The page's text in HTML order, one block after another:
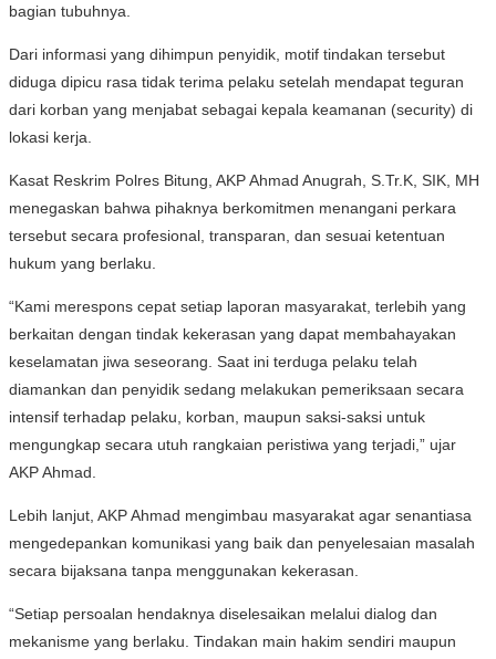
bagian tubuhnya.
Dari informasi yang dihimpun penyidik, motif tindakan tersebut
diduga dipicu rasa tidak terima pelaku setelah mendapat teguran
dari korban yang menjabat sebagai kepala keamanan (security) di
lokasi kerja.
Kasat Reskrim Polres Bitung, AKP Ahmad Anugrah, S.Tr.K, SIK, MH
menegaskan bahwa pihaknya berkomitmen menangani perkara
tersebut secara profesional, transparan, dan sesuai ketentuan
hukum yang berlaku.
“Kami merespons cepat setiap laporan masyarakat, terlebih yang
berkaitan dengan tindak kekerasan yang dapat membahayakan
keselamatan jiwa seseorang. Saat ini terduga pelaku telah
diamankan dan penyidik sedang melakukan pemeriksaan secara
intensif terhadap pelaku, korban, maupun saksi-saksi untuk
mengungkap secara utuh rangkaian peristiwa yang terjadi,” ujar
AKP Ahmad.
Lebih lanjut, AKP Ahmad mengimbau masyarakat agar senantiasa
mengedepankan komunikasi yang baik dan penyelesaian masalah
secara bijaksana tanpa menggunakan kekerasan.
“Setiap persoalan hendaknya diselesaikan melalui dialog dan
mekanisme yang berlaku. Tindakan main hakim sendiri maupun